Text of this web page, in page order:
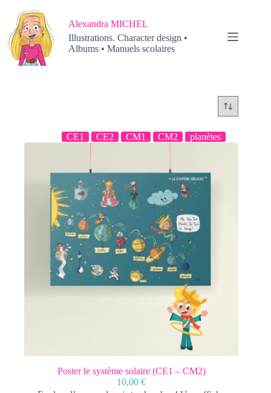
contenu
Alexandra MICHEL
Illustrations. Character design •
Albums • Manuels scolaires
CE1 CE2 CM1 CM2 planètes
Poster le système solaire (CE1 – CM2)
10,00€